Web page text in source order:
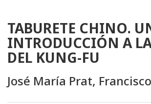
TABURETE CHINO.
INTRODUCCIÓN A
DEL KUNG-FU
José María Prat,